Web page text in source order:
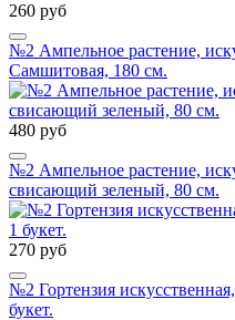
260 руб
№2 Ампельное растение,
Самшитовая, 180 см.
480 руб
№2 Ампельное растение,
свисающий зеленый, 80 см.
270 руб
№2 Гортензия
букет.